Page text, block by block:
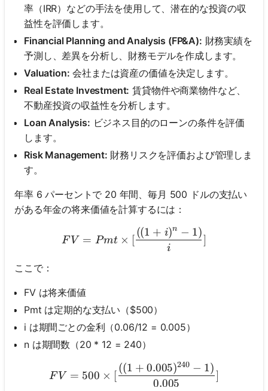
率（IRR）などの手法を使用して、潜在的な投資の収
益性を評価します。
Financial Planning and Analysis (FP&A): 財務実績を
予測し、差異を分析し、財務モデルを作成します。
Valuation: 会社または資産の価値を決定します。
Real Estate Investment: 賃貸物件や商業物件など、
不動産投資の収益性を分析します。
Loan Analysis: ビジネス目的のローンの条件を評価
します。
Risk Management: 財務リスクを評価および管理しま
す。
年率 6 パーセントで 20 年間、毎月 500 ドルの支払い
がある年金の将来価値を計算するには：
FV = Pmt \times
F V = Pmt × [
i
((1 + i)n − 1)
]
ここで：
FV は将来価値
Pmt は定期的な支払い（$500）
i は期間ごとの金利（0.06/12 = 0.005）
n は期間数（20 * 12 = 240）
FV = 500 \times
F V = 500 × [
0.005
((1 + 0.005)240 − 1)
]